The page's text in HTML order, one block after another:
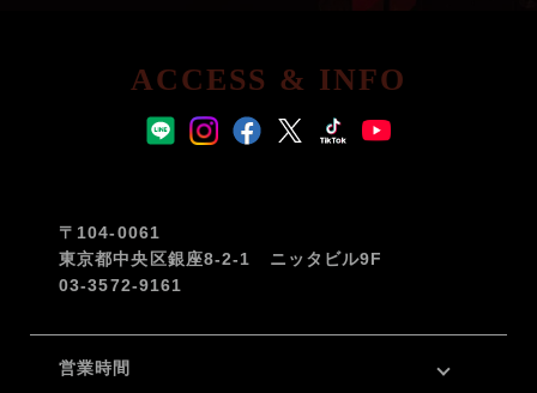
ACCESS & INFO
〒104-0061
東京都中央区銀座8-2-1 ニッタビル9F
03-3572-9161
営業時間